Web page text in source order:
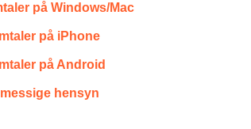
på Windows/Mac
på iPhone
på Android
hensyn